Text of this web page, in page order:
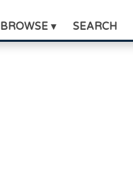
BROWSE ▾ SEARCH